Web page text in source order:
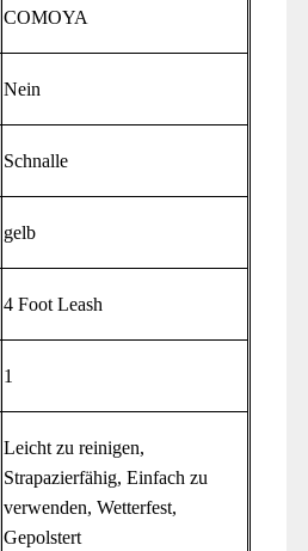
‎COMOYA
‎Nein
‎Schnalle
‎gelb
‎4 Foot Leash
‎1
‎Leicht zu reinigen,
Strapazierfähig, Einfach zu
verwenden, Wetterfest,
Gepolstert